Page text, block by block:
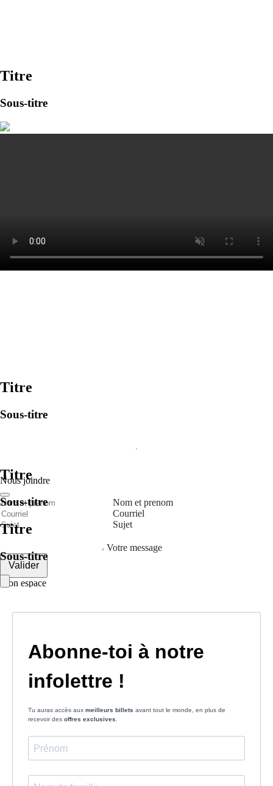
Titre
Sous-titre
Titre
Sous-titre
Titre
Sous-titre
Titre
Sous-titre
Nous joindre
Nom et prenom
Courriel
Sujet
Votre message
Valider
Mon espace
Mot de passe
Connexion
Créer un compte
Nom
Courriel
des minuscules,
des majuscules,
avoir au moins 8 caractères